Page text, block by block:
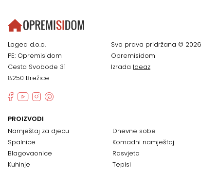
Lagea d.o.o.
PE: Opremisidom
Cesta Svobode 31
8250 Brežice
Sva prava pridržana © 2026
Opremisidom
Izrada Ideaz
PROIZVODI
Namještaj za djecu
Spalnice
Blagovaonice
Kuhinje
Dnevne sobe
Komadni namještaj
Rasvjeta
Tepisi